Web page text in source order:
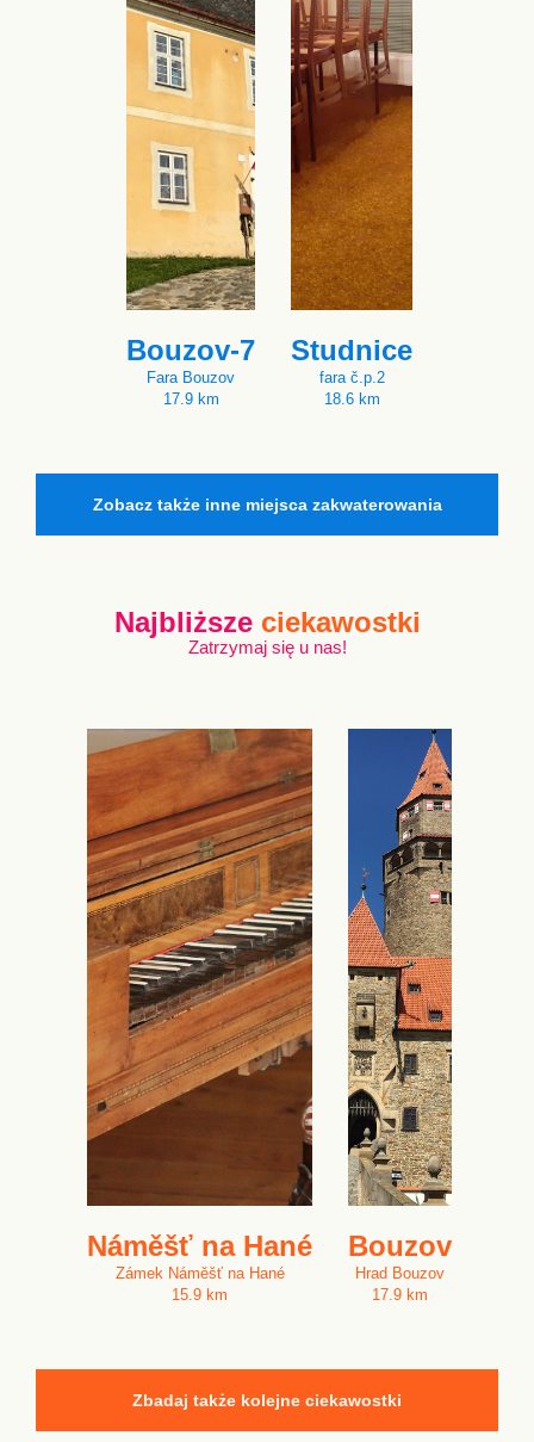
Bouzov-7
Fara Bouzov
17.9 km
Studnice
fara č.p.2
18.6 km
Zobacz także inne miejsca zakwaterowania
Najbliższe ciekawostki
Zatrzymaj się u nas!
Náměšť na Hané
Zámek Náměšť na Hané
15.9 km
Bouzov
Hrad Bouzov
17.9 km
Zbadaj także kolejne ciekawostki